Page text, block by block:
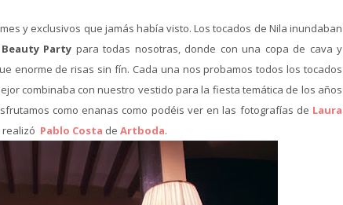
y exclusivos que jamás había visto. Los tocados de Nila inundaban
Beauty Party para todas nosotras, donde con una copa de cava y
enorme de risas sin fín. Cada una nos probamos todos los tocados
combinaba con nuestro vestido para la fiesta temática de los años
como enanas como podéis ver en las fotografías de Laura
Pablo Costa de Artboda.